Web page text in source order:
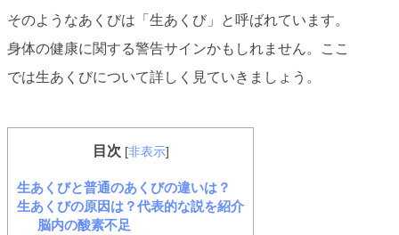
そのようなあくびは「生あくび」と呼ばれています。
身体の健康に関する警告サインかもしれません。ここ
では生あくびについて詳しく見ていきましょう。
目次 [非表示]
生あくびと普通のあくびの違いは？
生あくびの原因は？代表的な説を紹介
脳内の酸素不足